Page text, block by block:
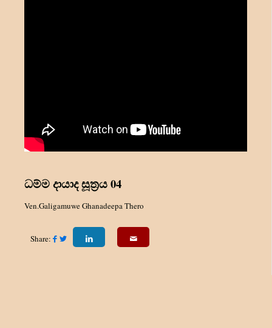
ධම්ම දායාද සූත්‍රය 04
Ven.Galigamuwe Ghanadeepa Thero
Share: